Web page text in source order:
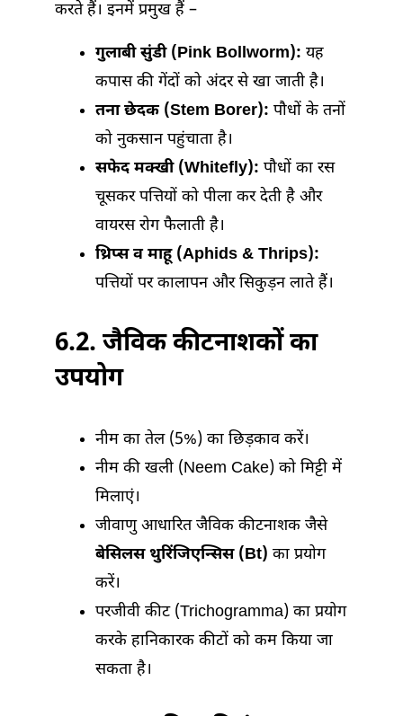
करते हैं। इनमें प्रमुख हैं –
गुलाबी सुंडी (Pink Bollworm): यह
कपास की गेंदों को अंदर से खा जाती है।
तना छेदक (Stem Borer): पौधों के तनों
को नुकसान पहुंचाता है।
सफेद मक्खी (Whitefly): पौधों का रस
चूसकर पत्तियों को पीला कर देती है और
वायरस रोग फैलाती है।
थ्रिप्स व माहू (Aphids & Thrips):
पत्तियों पर कालापन और सिकुड़न लाते हैं।
6.2. जैविक कीटनाशकों का
उपयोग
नीम का तेल (5%) का छिड़काव करें।
नीम की खली (Neem Cake) को मिट्टी में
मिलाएं।
जीवाणु आधारित जैविक कीटनाशक जैसे
बेसिलस थुरिंजिएन्सिस (Bt) का प्रयोग
करें।
परजीवी कीट (Trichogramma) का प्रयोग
करके हानिकारक कीटों को कम किया जा
सकता है।